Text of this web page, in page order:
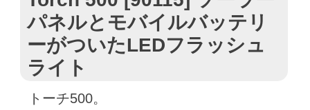
パネルとモバイルバッテリ
ーがついたLEDフラッシュ
ライト
トーチ500。